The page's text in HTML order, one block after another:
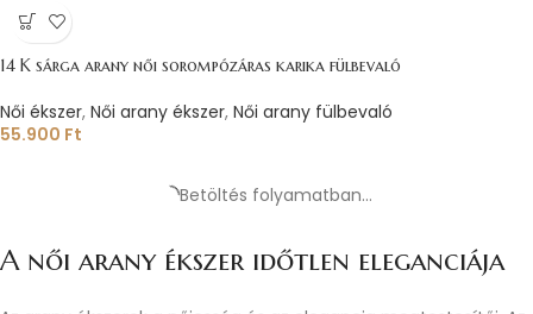
14 K sárga arany női sorompózáras karika fülbevaló
Női ékszer, Női arany ékszer, Női arany fülbevaló
55.900 Ft